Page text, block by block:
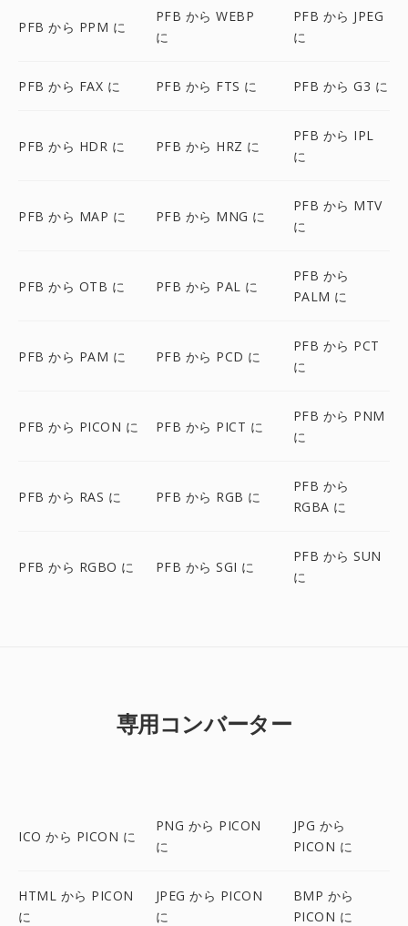
PFB から PPM に
PFB から WEBP
に
PFB から JPEG
に
PFB から FAX に PFB から FTS に PFB から G3 に
PFB から HDR に PFB から HRZ に
PFB から IPL
に
PFB から MAP に PFB から MNG に
PFB から MTV
に
PFB から OTB に PFB から PAL に
PFB から
PALM に
PFB から PAM に PFB から PCD に
PFB から PCT
に
PFB から PICON に PFB から PICT に
PFB から PNM
に
PFB から RAS に PFB から RGB に
PFB から
RGBA に
PFB から RGBO に PFB から SGI に
PFB から SUN
に
専用コンバーター
ICO から PICON に
PNG から PICON
に
JPG から
PICON に
HTML から PICON
に
JPEG から PICON
に
BMP から
PICON に